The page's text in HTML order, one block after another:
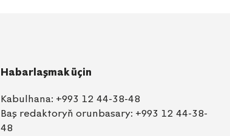
Habarlaşmak üçin
Kabulhana: +993 12 44-38-48
Baş redaktoryň orunbasary: +993 12 44-38-
48